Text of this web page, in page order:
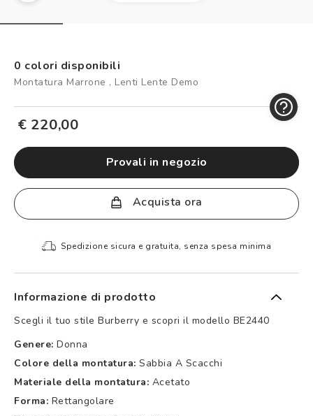
Controllo visivo
Logout
0 colori disponibili
Montatura Marrone , Lenti Lente Demo
€ 220,00
provali in negozio
Acquista ora
Spedizione sicura e gratuita, senza spesa minima
Informazione di prodotto
Scegli il tuo stile Burberry e scopri il modello BE2440
Genere: Donna
Colore della montatura: Sabbia A Scacchi
Materiale della montatura: Acetato
Forma: Rettangolare